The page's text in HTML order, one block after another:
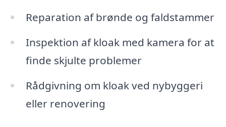
Reparation af brønde og faldstammer
Inspektion af kloak med kamera for at
finde skjulte problemer
Rådgivning om kloak ved nybyggeri
eller renovering